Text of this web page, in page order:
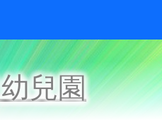
兒園